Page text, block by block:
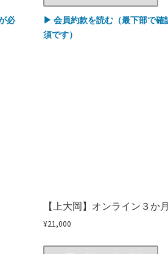
必
▶ 会員約款を読む（最下部で確
須です）
【上大岡】オンライン３か
¥21,000